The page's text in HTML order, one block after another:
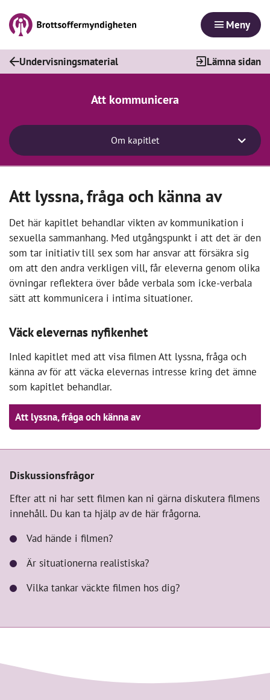
Meny
Undervisningsmaterial Lämna sidan
Att kommunicera
Om kapitlet
Att lyssna, fråga och känna av
Det här kapitlet behandlar vikten av kommunikation i
sexuella sammanhang. Med utgångspunkt i att det är den
som tar initiativ till sex som har ansvar att försäkra sig
om att den andra verkligen vill, får eleverna genom olika
övningar reflektera över både verbala som icke-verbala
sätt att kommunicera i intima situationer.
Väck elevernas nyfikenhet
Inled kapitlet med att visa filmen Att lyssna, fråga och
känna av för att väcka elevernas intresse kring det ämne
som kapitlet behandlar.
För att spela videon behöver du acceptera
cookies för marknadsföring.
Acceptera marknadsföringscookies
Att lyssna, fråga och känna av
Diskussionsfrågor
Efter att ni har sett filmen kan ni gärna diskutera filmens
innehåll. Du kan ta hjälp av de här frågorna.
Vad hände i filmen?
Är situationerna realistiska?
Vilka tankar väckte filmen hos dig?